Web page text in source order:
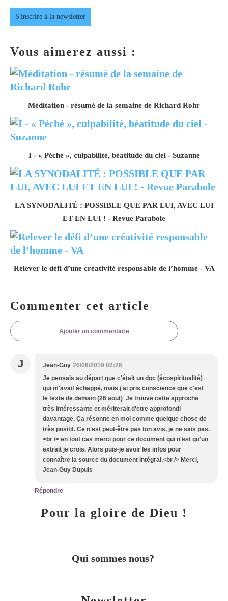
S'inscrire à la newsletter
Vous aimerez aussi :
Méditation - résumé de la semaine de Richard Rohr
I - « Péché », culpabilité, béatitude du ciel - Suzanne
LA SYNODALITÉ : POSSIBLE QUE PAR LUI, AVEC LUI
ET EN LUI ! - Revue Parabole
Relever le défi d’une créativité responsable de l’homme - VA
Commenter cet article
Ajouter un commentaire
J Jean-Guy 26/08/2019 02:26
Je pensais au départ que c'était un doc (écospiritualité)
qui m'avait échappé, mais j'ai pris conscience que c'est
le texte de demain (26 aout) Je trouve cette approche
très intéressante et mériterait d'etre approfondi
davantage. Ça résonne en moi comme quelque chose de
très positif. Ce n'est peut-être pas ton avis, je ne sais pas.
<br /> en tout cas merci pour ce document qui n'est qu'un
extrait je crois. Alors puis-je avoir les infos pour
connaître la source du document intégral.<br /> Merci,
Jean-Guy Dupuis
Répondre
Pour la gloire de Dieu !
Qui sommes nous?